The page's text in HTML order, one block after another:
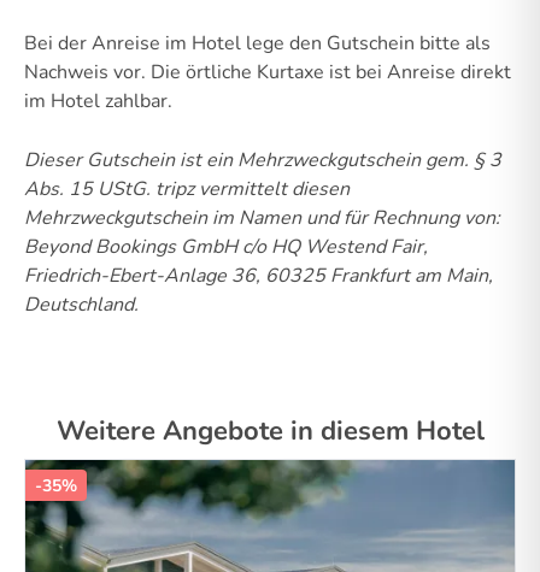
Bei der Anreise im Hotel lege den Gutschein bitte als
Nachweis vor. Die örtliche Kurtaxe ist bei Anreise direkt
im Hotel zahlbar.
Dieser Gutschein ist ein Mehrzweckgutschein gem. § 3
Abs. 15 UStG. tripz vermittelt diesen
Mehrzweckgutschein im Namen und für Rechnung von:
Beyond Bookings GmbH c/o HQ Westend Fair,
Friedrich-Ebert-Anlage 36, 60325 Frankfurt am Main,
Deutschland.
Weitere Angebote in diesem Hotel
-35%